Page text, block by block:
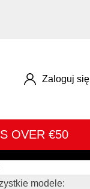
Zaloguj się
OVER €50
modele: